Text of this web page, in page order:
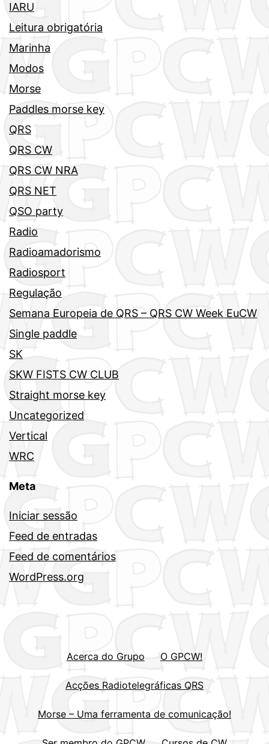
IARU
Leitura obrigatória
Marinha
Modos
Morse
Paddles morse key
QRS
QRS CW
QRS CW NRA
QRS NET
QSO party
Radio
Radioamadorismo
Radiosport
Regulação
Semana Europeia de QRS – QRS CW Week EuCW
Single paddle
SK
SKW FISTS CW CLUB
Straight morse key
Uncategorized
Vertical
WRC
Meta
Iniciar sessão
Feed de entradas
Feed de comentários
WordPress.org
Acerca do Grupo O GPCW!
Acções Radiotelegráficas QRS
Morse – Uma ferramenta de comunicação!